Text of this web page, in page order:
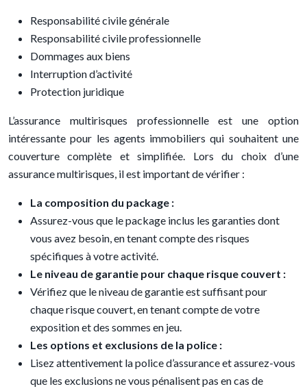
Responsabilité civile générale
Responsabilité civile professionnelle
Dommages aux biens
Interruption d’activité
Protection juridique
L’assurance multirisques professionnelle est une option
intéressante pour les agents immobiliers qui souhaitent une
couverture complète et simplifiée. Lors du choix d’une
assurance multirisques, il est important de vérifier :
La composition du package :
Assurez-vous que le package inclus les garanties dont
vous avez besoin, en tenant compte des risques
spécifiques à votre activité.
Le niveau de garantie pour chaque risque couvert :
Vérifiez que le niveau de garantie est suffisant pour
chaque risque couvert, en tenant compte de votre
exposition et des sommes en jeu.
Les options et exclusions de la police :
Lisez attentivement la police d’assurance et assurez-vous
que les exclusions ne vous pénalisent pas en cas de